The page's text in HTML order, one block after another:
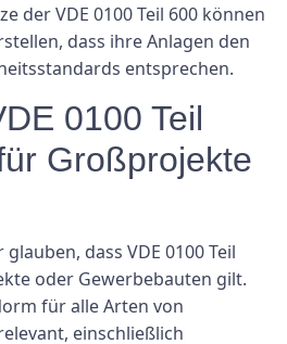
der VDE 0100 Teil 600 können
dass ihre Anlagen den
entsprechen.
0100 Teil
Großprojekte
dass VDE 0100 Teil
oder Gewerbebauten gilt.
für alle Arten von
einschließlich